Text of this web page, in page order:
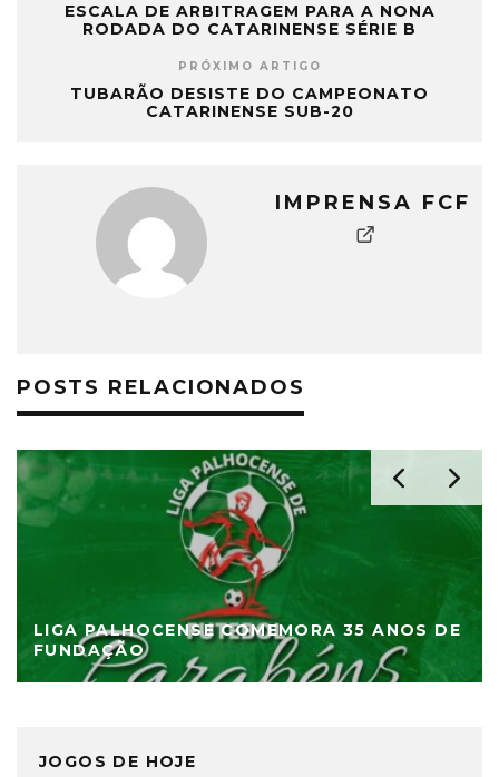
ESCALA DE ARBITRAGEM PARA A NONA
RODADA DO CATARINENSE SÉRIE B
PRÓXIMO ARTIGO
TUBARÃO DESISTE DO CAMPEONATO
CATARINENSE SUB-20
IMPRENSA FCF
POSTS RELACIONADOS
LIGA PALHOCENSE COMEMORA 35 ANOS DE
FUNDAÇÃO
JOGOS DE HOJE